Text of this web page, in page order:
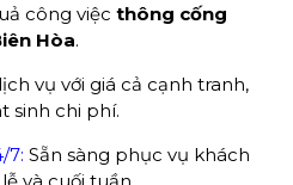
công việc thông cống
Hòa.
vụ với giá cả cạnh tranh,
sinh chi phí.
7: Sẵn sàng phục vụ khách